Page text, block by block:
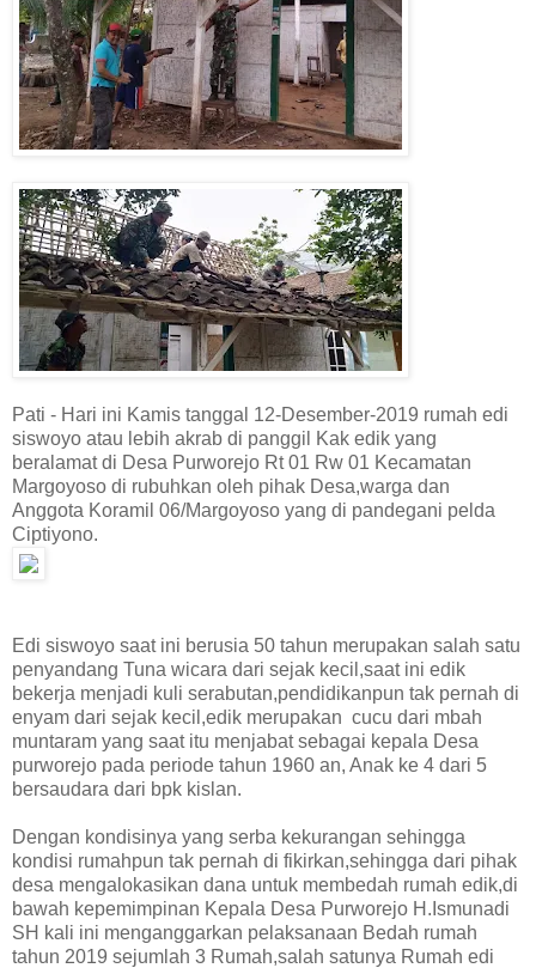
Pati - Hari ini Kamis tanggal 12-Desember-2019 rumah edi
siswoyo atau lebih akrab di panggil Kak edik yang
beralamat di Desa Purworejo Rt 01 Rw 01 Kecamatan
Margoyoso di rubuhkan oleh pihak Desa,warga dan
Anggota Koramil 06/Margoyoso yang di pandegani pelda
Ciptiyono.
Edi siswoyo saat ini berusia 50 tahun merupakan salah satu
penyandang Tuna wicara dari sejak kecil,saat ini edik
bekerja menjadi kuli serabutan,pendidikanpun tak pernah di
enyam dari sejak kecil,edik merupakan cucu dari mbah
muntaram yang saat itu menjabat sebagai kepala Desa
purworejo pada periode tahun 1960 an, Anak ke 4 dari 5
bersaudara dari bpk kislan.
Dengan kondisinya yang serba kekurangan sehingga
kondisi rumahpun tak pernah di fikirkan,sehingga dari pihak
desa mengalokasikan dana untuk membedah rumah edik,di
bawah kepemimpinan Kepala Desa Purworejo H.Ismunadi
SH kali ini menganggarkan pelaksanaan Bedah rumah
tahun 2019 sejumlah 3 Rumah,salah satunya Rumah edi